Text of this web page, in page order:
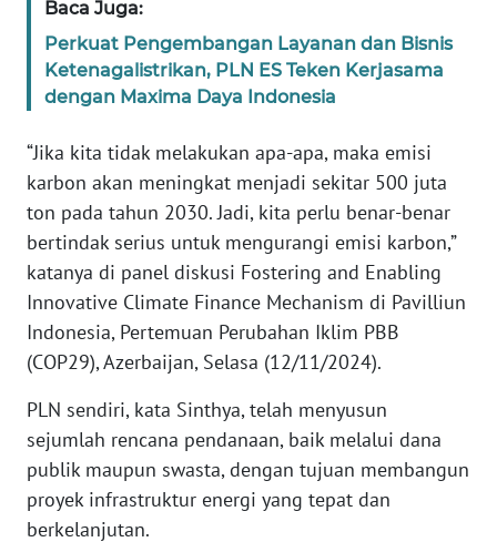
Baca Juga:
Perkuat Pengembangan Layanan dan Bisnis
Ketenagalistrikan, PLN ES Teken Kerjasama
dengan Maxima Daya Indonesia
“Jika kita tidak melakukan apa-apa, maka emisi
karbon akan meningkat menjadi sekitar 500 juta
ton pada tahun 2030. Jadi, kita perlu benar-benar
bertindak serius untuk mengurangi emisi karbon,”
katanya di panel diskusi Fostering and Enabling
Innovative Climate Finance Mechanism di Pavilliun
Indonesia, Pertemuan Perubahan Iklim PBB
(COP29), Azerbaijan, Selasa (12/11/2024).
PLN sendiri, kata Sinthya, telah menyusun
sejumlah rencana pendanaan, baik melalui dana
publik maupun swasta, dengan tujuan membangun
proyek infrastruktur energi yang tepat dan
berkelanjutan.
NTB
WN
SULTENG
WN
SULBAR
WN
WN
SUMBAR
SUMSEL
WN
BENGKULU